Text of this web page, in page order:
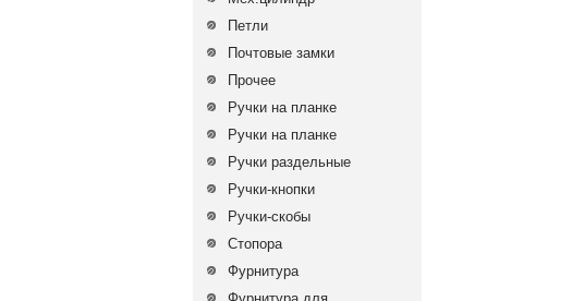
Петли
Почтовые замки
Прочее
Ручки на планке
Ручки на планке
Ручки раздельные
Ручки-кнопки
Ручки-скобы
Стопора
Фурнитура